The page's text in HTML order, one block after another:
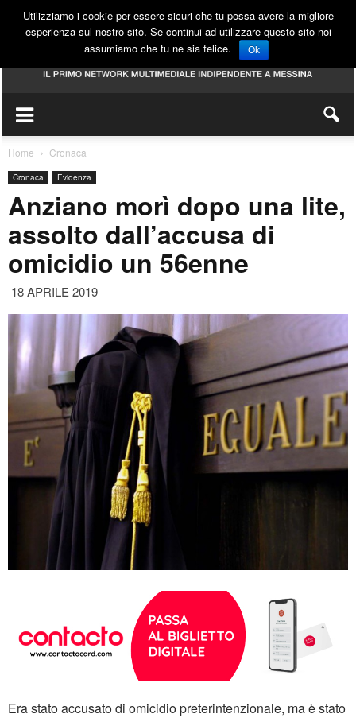
Home Cronaca
Cronaca Evidenza
Anziano morì dopo una lite,
assolto dall’accusa di
omicidio un 56enne
18 APRILE 2019
Era stato accusato di omicidio preterintenzionale, ma è stato
Utilizziamo i cookie per essere sicuri che tu possa avere la migliore
esperienza sul nostro sito. Se continui ad utilizzare questo sito noi
assumiamo che tu ne sia felice.
Ok